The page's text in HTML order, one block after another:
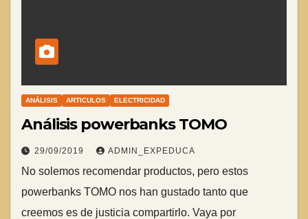
ANÁLISIS ARTICULOS ELECTRICIDAD
Análisis powerbanks TOMO
29/09/2019 ADMIN_EXPEDUCA
No solemos recomendar productos, pero estos
powerbanks TOMO nos han gustado tanto que
creemos es de justicia compartirlo. Vaya por